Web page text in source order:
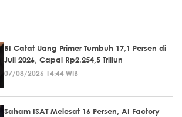
BI Catat Uang Primer Tumbuh 17,1 Persen di
Juli 2026, Capai Rp2.254,5 Triliun
07/08/2026 14:44 WIB
Saham ISAT Melesat 16 Persen, AI Factory